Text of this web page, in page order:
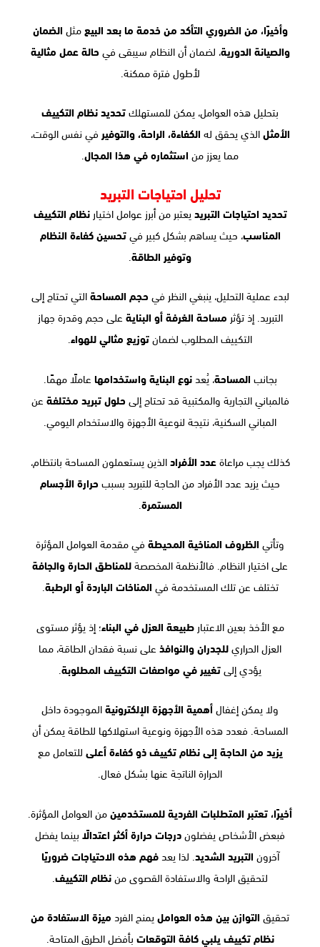
وأخيرًا، من الضروري التأكد من خدمة ما بعد البيع مثل الضمان
والصيانة الدورية، لضمان أن النظام سيبقى في حالة عمل مثالية
لأطول فترة ممكنة.
بتحليل هذه العوامل، يمكن للمستهلكتحديد نظام التكييف
الأمثلالذي يحقق له الكفاءة، الراحة، والتوفير في نفس الوقت،
مما يعزز من استثماره في هذا المجال
تحليل احتياجات التبريد
تحديد احتياجات التبريد يعتبر من أبرز عوامل اختيارنظام التكييف
المناسب، حيث يساهم بشكل كبير فيتحسين كفاءة النظام
وتوفير الطاقة
لبدء عملية التحليل، ينبغي النظر في حجم المساحةالتي تحتاج إلى
التبريد. إذ تؤثر مساحة الغرفة أو البناية على حجم وقدرة جهاز
التكييف المطلوب لضمانتوزيع مثالي للهواء.
بجانب المساحة، يُعدنوع البناية واستخدامها عاملًا مهمًا.
فالمباني التجارية والمكتبية قد تحتاج إلى حلول تبريد مختلفة عن
المباني السكنية، نتيجة لنوعية الأجهزة والاستخدام اليومي.
كذلك يجب مراعاةعدد الأفرادالذين يستعملون المساحة بانتظام،
حيث يزيد عدد الأفراد من الحاجة للتبريد بسبب حرارة الأجسام
المستمرة
وتأتي الظروف المناخية المحيطة في مقدمة العوامل المؤثرة
على اختيار النظام. فالأنظمة المخصصةللمناطق الحارة والجافة
تختلف عن تلك المستخدمة في المناخات الباردة أو الرطبة
مع الأخذ بعين الاعتبارطبيعة العزل في البناء؛ إذ يؤثر مستوى
العزل الحراريللجدران والنوافذ على نسبة فقدان الطاقة، مما
يؤدي إلىتغيير في مواصفات التكييف المطلوبة
ولا يمكن إغفالأهمية الأجهزة الإلكترونيةالموجودة داخل
المساحة. فعدد هذه الأجهزة ونوعية استهلاكها للطاقة يمكن أن
يزيد من الحاجة إلى نظام تكييف ذو كفاءة أعلى للتعامل مع
الحرارة الناتجة عنها بشكل فعال.
أخيرًا، تعتبر المتطلبات الفردية للمستخدمينمن العوامل المؤثرة.
فبعض الأشخاص يفضلوندرجات حرارة أكثر اعتدالًا بينما يفضل
آخرون التبريد الشديد . لذا يعدفهم هذه الاحتياجات ضروريًا
لتحقيق الراحة والاستفادة القصوى مننظام التكييف
تحقيق التوازن بين هذه العوامل يمنح الفرد ميزة الاستفادة من
نظام تكييف يلبي كافة التوقعات بأفضل الطرق المتاحة.